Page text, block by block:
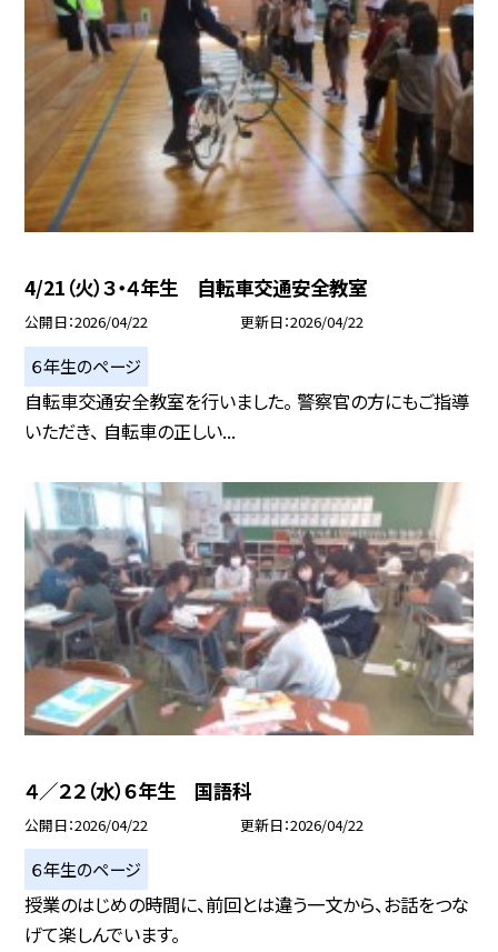
4/21（火）３・４年生 自転車交通安全教室
公開日 2026/04/22 更新日 2026/04/22
６年生のページ
自転車交通安全教室を行いました。 警察官の方にもご指導
いただき、 自転車の正しい...
４／２２（水）６年生 国語科
公開日 2026/04/22 更新日 2026/04/22
６年生のページ
授業のはじめの時間に、前回とは違う一文から、お話をつな
げて楽しんでいます。